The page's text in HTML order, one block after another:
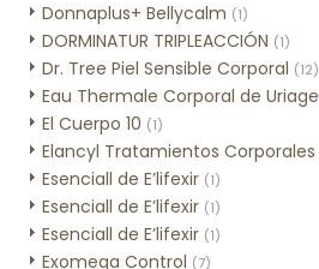
Donnaplus+ Bellycalm (1)
DORMINATUR TRIPLEACCIÓN (1)
Dr. Tree Piel Sensible Corporal (12)
Eau Thermale Corporal de Uriage
El Cuerpo 10 (1)
Elancyl Tratamientos Corporales
Esenciall de E’lifexir (1)
Esenciall de E’lifexir (1)
Esenciall de E’lifexir (1)
Exomega Control (7)